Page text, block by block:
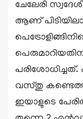
ചേലേരി
ആണ്
വസ്തു
ഇയാളുടെ